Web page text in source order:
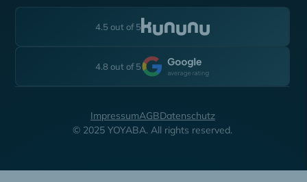
4.5 out of 5
4.8 out of 5
© 2025 YOYABA. All rights reserved.
ImpressumAGBDatenschutz